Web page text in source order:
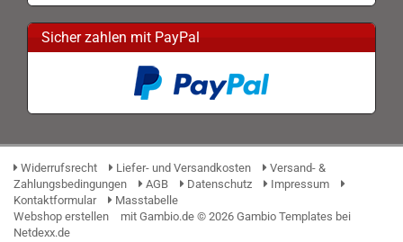
Sicher zahlen mit PayPal
Widerrufsrecht Liefer- und Versandkosten
Versand- &
Zahlungsbedingungen
AGB Datenschutz
Impressum
Kontaktformular
Masstabelle
Webshop erstellen
mit Gambio.de © 2026 Gambio Templates bei
Netdexx.de